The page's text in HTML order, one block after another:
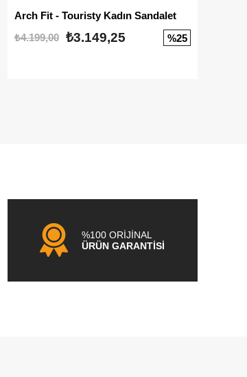
Arch Fit - Touristy Kadın Sandalet
₺4.199,00
₺3.149,25 %25
%100 ORİJİNAL
ÜRÜN GARANTİSİ